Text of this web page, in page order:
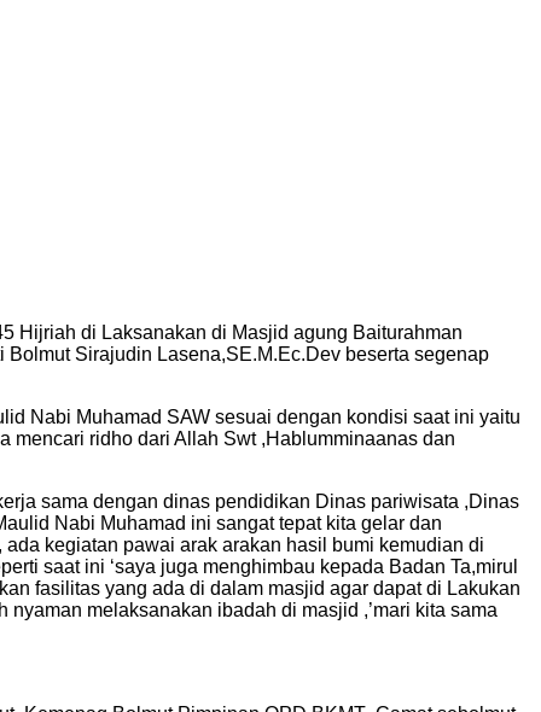
Hijriah di Laksanakan di Masjid agung Baiturahman
Sirajudin Lasena,SE.M.Ec.Dev beserta segenap
Nabi Muhamad SAW sesuai dengan kondisi saat ini yaitu
mencari ridho dari Allah Swt ,Hablumminaanas dan
sama dengan dinas pendidikan Dinas pariwisata ,Dinas
Nabi Muhamad ini sangat tepat kita gelar dan
kegiatan pawai arak arakan hasil bumi kemudian di
saat ini ‘saya juga menghimbau kepada Badan Ta,mirul
fasilitas yang ada di dalam masjid agar dapat di Lakukan
melaksanakan ibadah di masjid ,’mari kita sama